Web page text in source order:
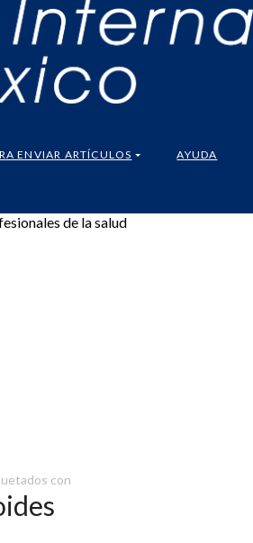
ENVIAR ARTÍCULOS AYUDA
de la salud
con